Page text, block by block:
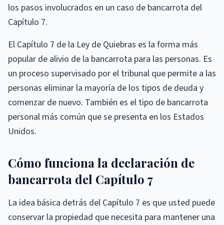
los pasos involucrados en un caso de bancarrota del
Capítulo 7.
El Capítulo 7 de la Ley de Quiebras es la forma más
popular de alivio de la bancarrota para las personas. Es
un proceso supervisado por el tribunal que permite a las
personas eliminar la mayoría de los tipos de deuda y
comenzar de nuevo. También es el tipo de bancarrota
personal más común que se presenta en los Estados
Unidos.
Cómo funciona la declaración de
bancarrota del Capítulo 7
La idea básica detrás del Capítulo 7 es que usted puede
conservar la propiedad que necesita para mantener una